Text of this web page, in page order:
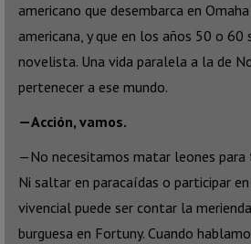
americano que desembarca en
americana, y que en los años 50 o 60
novelista. Una vida paralela a la de
pertenecer a ese mundo.
—Acción, vamos.
—No necesitamos matar leones para
Ni saltar en paracaídas o participar
vivencial puede ser contar la
burguesa en Fortuny. Cuando